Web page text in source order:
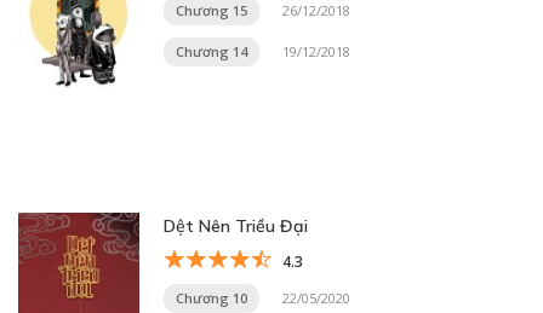
Chương 15 26/12/2018
Chương 14 19/12/2018
Dệt Nên Triều Đại
4.3
Chương 10 22/05/2020